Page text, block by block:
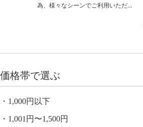
為、様々なシーンでご利用いただ...
価格帯で選ぶ
1,000円以下
1,001円〜1,500円